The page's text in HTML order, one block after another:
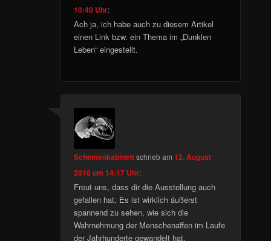
10:40 Uhr:
Ach ja, ich habe auch zu diesem Artikel
einen Link bzw. ein Thema im „Dunklen
Leben“ eingestellt.
Schemenkabinettschriebam12. August
2016 um 14:17 Uhr:
Freut uns, dass dir die Ausstellung auch
gefallen hat. Es ist wirklich äußerst
spannend zu sehen, wie sich die
Wahrnehmung der Menschenaffen im Laufe
der Jahrhunderte gewandelt hat.